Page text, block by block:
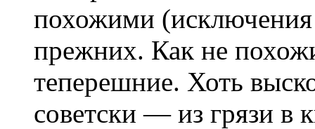
похожими
прежних. Как не
теперешние. Хоть
советски — из грязи в